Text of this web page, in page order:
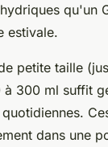
qu'un
estivale.
petite taille
300 ml suffit
dans une